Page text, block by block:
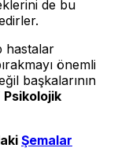
de bu
hastalar
önemli
başkalarının
Psikolojik
Şemalar